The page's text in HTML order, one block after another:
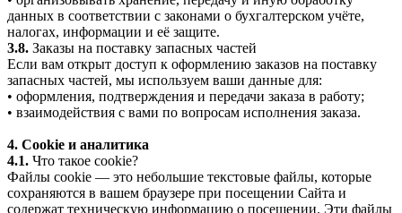
данных в соответствии с законами о бухгалтерском учёте,
налогах, информации и её защите.
3.8. Заказы на поставку запасных частей
Если вам открыт доступ к оформлению заказов на поставку
запасных частей, мы используем ваши данные для:
• оформления, подтверждения и передачи заказа в работу;
• взаимодействия с вами по вопросам исполнения заказа.
4. Cookie и аналитика
4.1. Что такое cookie?
Файлы cookie — это небольшие текстовые файлы, которые
сохраняются в вашем браузере при посещении Сайта и
содержат техническую информацию о посещении. Эти файлы